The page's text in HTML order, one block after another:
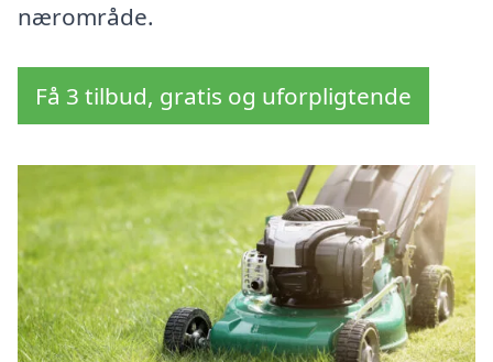
nærområde.
Få 3 tilbud, gratis og uforpligtende